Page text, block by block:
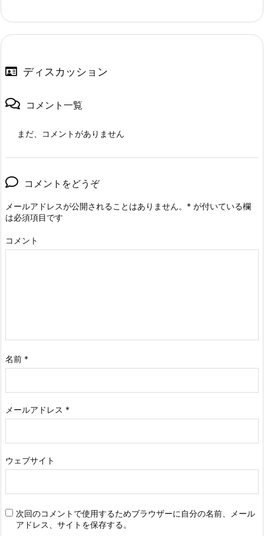
ディスカッション
コメント一覧
まだ、コメントがありません
コメントをどうぞ
メールアドレスが公開されることはありません。 * が付いている欄
は必須項目です
コメント
名前 *
メールアドレス *
ウェブサイト
次回のコメントで使用するためブラウザーに自分の名前、メール
アドレス、サイトを保存する。